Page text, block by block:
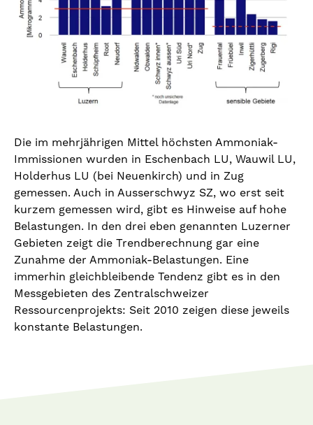
Die im mehrjährigen Mittel höchsten Ammoniak-
Immissionen wurden in Eschenbach LU, Wauwil LU,
Holderhus LU (bei Neuenkirch) und in Zug
gemessen. Auch in Ausserschwyz SZ, wo erst seit
kurzem gemessen wird, gibt es Hinweise auf hohe
Belastungen. In den drei eben genannten Luzerner
Gebieten zeigt die Trendberechnung gar eine
Zunahme der Ammoniak-Belastungen. Eine
immerhin gleichbleibende Tendenz gibt es in den
Messgebieten des Zentralschweizer
Ressourcenprojekts: Seit 2010 zeigen diese jeweils
konstante Belastungen.